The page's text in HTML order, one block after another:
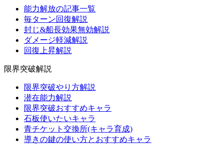
能力解放の記事一覧
毎ターン回復解説
封じ&船長効果無効解説
ダメージ軽減解説
回復上昇解説
限界突破解説
限界突破やり方解説
潜在能力解説
限界突破おすすめキャラ
石板使いたいキャラ
青チケット交換所(キャラ育成)
導きの鍵の使い方とおすすめキャラ